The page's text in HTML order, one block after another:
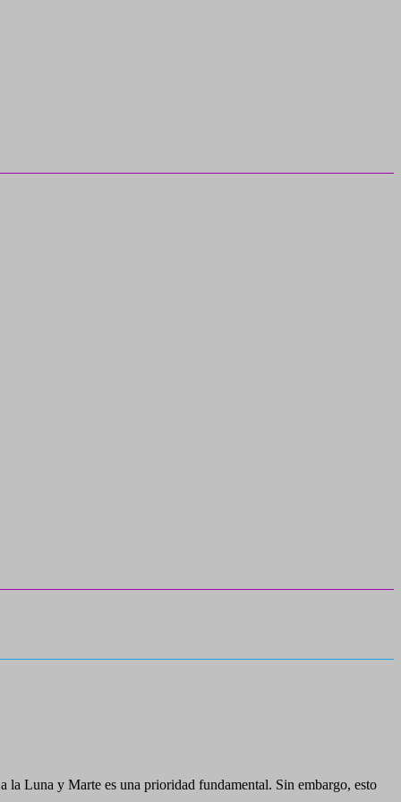
la Luna y Marte es una prioridad fundamental. Sin embargo, esto